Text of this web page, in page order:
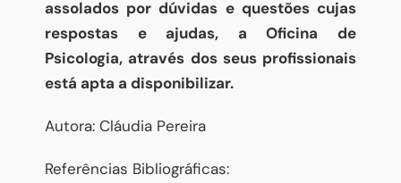
assolados por dúvidas e questões cujas
respostas e ajudas, a Oficina de
Psicologia, através dos seus profissionais
está apta a disponibilizar.
Autora: Cláudia Pereira
Referências Bibliográficas: